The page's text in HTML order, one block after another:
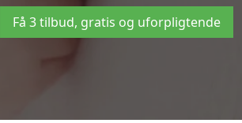
Få 3 tilbud, gratis og uforpligtende